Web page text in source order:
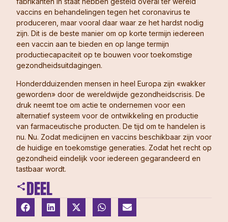
vaccins en behandelingen tegen het coronavirus te
produceren, maar vooral daar waar ze het hardst nodig
zijn. Dit is de beste manier om op korte termijn iedereen
een vaccin aan te bieden en op lange termijn
productiecapaciteit op te bouwen voor toekomstige
gezondheidsuitdagingen.
Honderdduizenden mensen in heel Europa zijn «wakker
geworden» door de wereldwijde gezondheidscrisis. De
druk neemt toe om actie te ondernemen voor een
alternatief systeem voor de ontwikkeling en productie
van farmaceutische producten. De tijd om te handelen is
nu. Nu. Zodat medicijnen en vaccins beschikbaar zijn voor
de huidige en toekomstige generaties. Zodat het recht op
gezondheid eindelijk voor iedereen gegarandeerd en
tastbaar wordt.
DEEL